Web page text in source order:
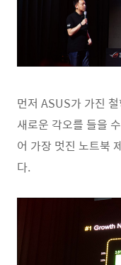
먼저 ASUS가 가진
새로운 각오를 들을
어 가장 멋진 노트북
다.